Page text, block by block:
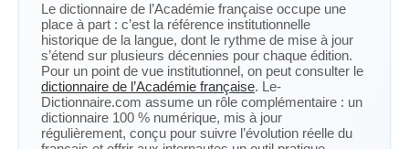
Le dictionnaire de l’Académie française occupe une
place à part : c’est la référence institutionnelle
historique de la langue, dont le rythme de mise à jour
s’étend sur plusieurs décennies pour chaque édition.
Pour un point de vue institutionnel, on peut consulter le
dictionnaire de l’Académie française. Le-
Dictionnaire.com assume un rôle complémentaire : un
dictionnaire 100 % numérique, mis à jour
régulièrement, conçu pour suivre l’évolution réelle du